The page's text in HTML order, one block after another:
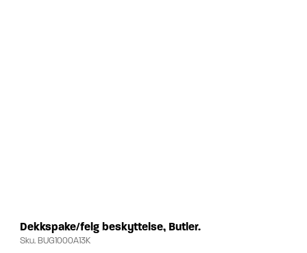
Dekkspake/felg beskyttelse, Butler.
Sku.BUG1000A13K